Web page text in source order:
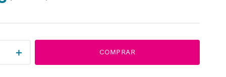
＋ COMPRAR